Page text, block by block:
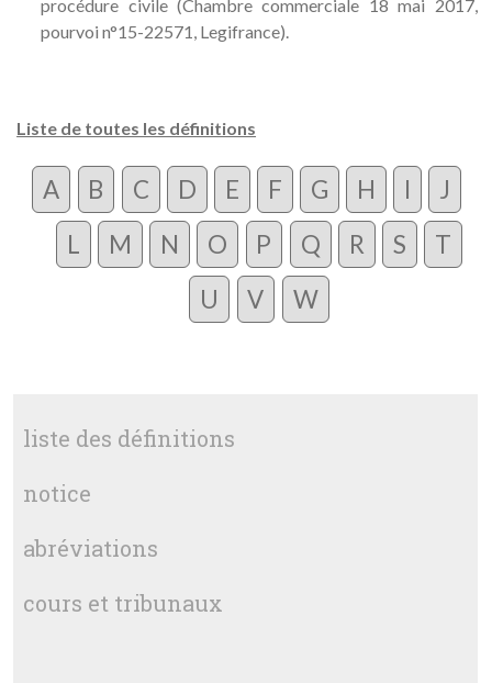
procédure civile (Chambre commerciale 18 mai 2017,
pourvoi n°15-22571, Legifrance).
Liste de toutes les définitions
A B C D E F G H I
J
L
M N O P Q R S
T
U
V W
liste des définitions
notice
abréviations
cours et tribunaux